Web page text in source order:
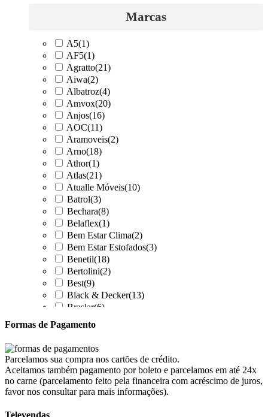
Marcas
A5(1)
AF5(1)
Agratto(21)
Aiwa(2)
Albatroz(4)
Amvox(20)
Anjos(16)
AOC(11)
Aramoveis(2)
Arno(18)
Athor(1)
Atlas(21)
Atualle Móveis(10)
Batrol(3)
Bechara(8)
Belaflex(1)
Bem Estar Clima(2)
Bem Estar Estofados(3)
Benetil(18)
Bertolini(2)
Best(9)
Black & Decker(13)
Braslar(6)
Britânia
Cairu(7)
Canaã Moveis (0)
Canaã Móveis(2)
Carioca Móveis(8)
Formas de Pagamento
Parcelamos sua compra nos cartões de crédito.
Aceitamos também pagamento por boleto e parcelamos em até 24x
no carne (parcelamento feito pela financeira com acréscimo de juros,
favor nos consultar para mais informações).
Televendas